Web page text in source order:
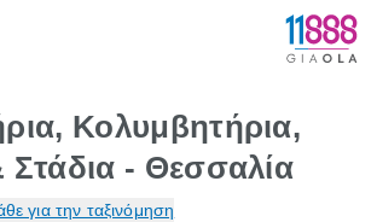
Κολυμβητήρια,
- Θεσσαλία
για την ταξινόμηση